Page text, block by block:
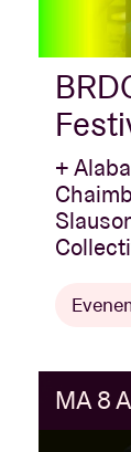
+
MA 8